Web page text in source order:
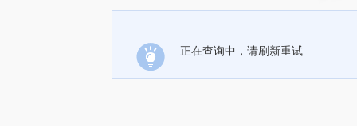
正在查询中，请刷新重试